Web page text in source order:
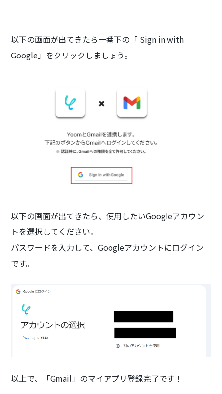
以下の画面が出てきたら一番下の「 Sign in with
Google」をクリックしましょう。
以下の画面が出てきたら、使用したいGoogleアカウン
トを選択してください。
パスワードを入力して、Googleアカウントにログイン
です。
以上で、「Gmail」のマイアプリ登録完了です！